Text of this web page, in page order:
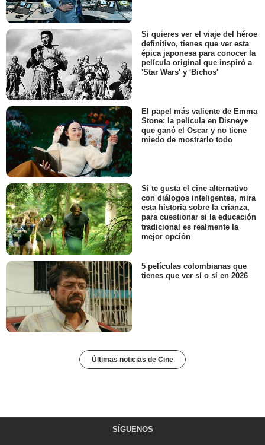
Si quieres ver el viaje del héroe
definitivo, tienes que ver esta
épica japonesa para conocer la
película original que inspiró a
'Star Wars' y 'Bichos'
El papel más valiente de Emma
Stone: la película en Disney+
que ganó el Oscar y no tiene
miedo de mostrarlo todo
Si te gusta el cine alternativo
con diálogos inteligentes, mira
esta historia sobre la crianza,
para cuestionar si la educación
tradicional es realmente la
mejor opción
5 películas colombianas que
tienes que ver sí o sí en 2026
Últimas noticias de Cine
SÍGUENOS